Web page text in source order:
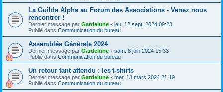
La Guilde Alpha au Forum des Associations - Venez nous
rencontrer !
Dernier message par Gardelune « jeu. 12 sept. 2024 09:23
Publié dans Communication du bureau
Assemblée Générale 2024
Dernier message par Gardelune « sam. 8 juin 2024 15:33
Publié dans Communication du bureau
Un retour tant attendu : les t-shirts
Dernier message par Gardelune « mer. 13 mars 2024 21:19
Publié dans Communication du bureau